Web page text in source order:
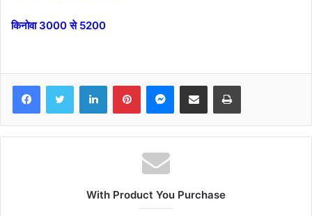
किनोवा 3000 से 5200
FacebookTwitter LinkedInPinterestMessenger
Share via Email Print
With Product You Purchase